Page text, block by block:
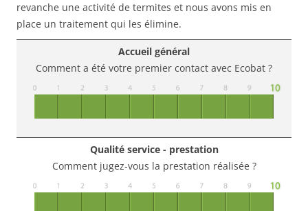
revanche une activité de termites et nous avons mis en
place un traitement qui les élimine.
Accueil général
Comment a été votre premier contact avec Ecobat ?
Qualité service - prestation
Comment jugez-vous la prestation réalisée ?